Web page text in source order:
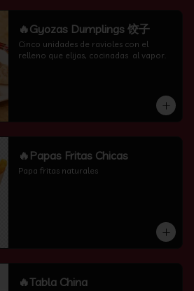
🔥Gyozas Dumplings 饺子
Cinco unidades de ravioles con el
relleno que elijas, cocinadas  al vapor.
🔥Papas Fritas Chicas
Papa fritas naturales
🔥Tabla China